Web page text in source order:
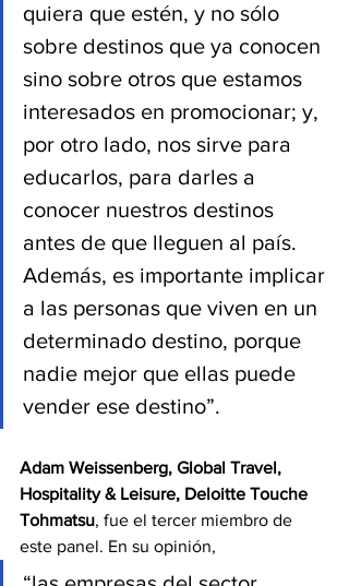
quiera que estén, y no sólo
sobre destinos que ya conocen
sino sobre otros que estamos
interesados en promocionar; y,
por otro lado, nos sirve para
educarlos, para darles a
conocer nuestros destinos
antes de que lleguen al país.
Además, es importante implicar
a las personas que viven en un
determinado destino, porque
nadie mejor que ellas puede
vender ese destino”.
Adam Weissenberg, Global Travel,
Hospitality & Leisure, Deloitte Touche
Tohmatsu, fue el tercer miembro de
este panel. En su opinión,